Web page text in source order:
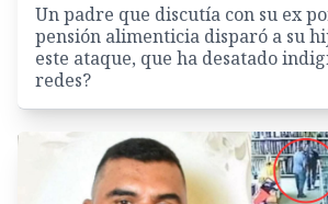
Un padre que discutía con su ex
pensión alimenticia disparó a su
este ataque, que ha desatado
redes?